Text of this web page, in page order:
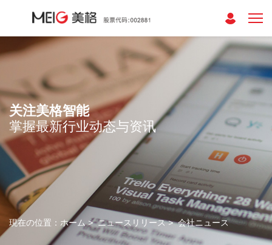
关注美格智能
掌握最新行业动态与资讯
現在の位置： ホーム> ニュースリリース> 会社ニュース